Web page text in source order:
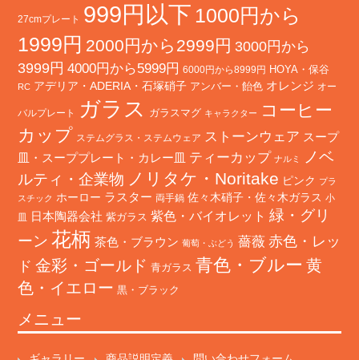
27cmプレート 999円以下 1000円から
1999円 2000円から2999円 3000円から
3999円 4000円から5999円 6000円から8999円 HOYA・保谷
RC アデリア・ADERIA・石塚硝子 アンバー・飴色 オレンジ オー
バルプレート ガラス ガラスマグ キャラクター
コーヒー
カップ ステムグラス・ステムウェア ストーンウェア スープ
皿・スーププレート・カレー皿 ティーカップ ナルミ
ノベ
ルティ・企業物 ノリタケ・Noritake ピンク プラ
スチック ホーロー ラスター 両手鍋 佐々木硝子・佐々木ガラス 小
皿
日本陶器会社 紫ガラス 紫色・バイオレット 緑・グリ
ーン 花柄 茶色・ブラウン 葡萄・ぶどう 薔薇 赤色・レッ
ド 金彩・ゴールド 青ガラス 青色・ブルー 黄
色・イエロー 黒・ブラック
メニュー